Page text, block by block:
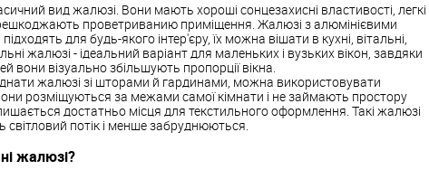
вид жалюзі. Вони мають хороші сонцезахисні властивості, легкі
проветриванию приміщення. Жалюзі з алюмінієвими
для будь-якого інтер'єру, їх можна вішати в кухні, вітальні,
жалюзі - ідеальний варіант для маленьких і вузьких вікон, завдяки
вони візуально збільшують пропорції вікна.
жалюзі зі шторами й гардинами, можна використовувати
розміщуються за межами самої кімнати і не займають простору
достатньо місця для текстильного оформлення. Такі жалюзі
світловий потік і менше забруднюються.
жалюзі?